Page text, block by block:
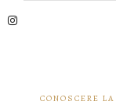
CONOSCERE